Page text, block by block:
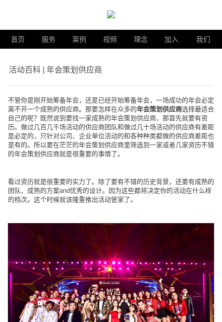
首页 服务 案例 视频 理念 加入 我们
活动百科 | 年会策划供应商
不管你是刚开始筹备年会，还是已经开始筹备年会，一场成功的年会必定
离不开一个成熟的供应商。那要怎样在众多的年会策划供应商选择最适合
自己的呢？既然说到要找一家成熟的年会策划供应商，那首先就要有资
历。做过几百几千场活动的供应商团队和做过几十场活动的供应商有差距
是必定的，只针对公司、企业单位活动的和各种种类都做的供应商差距也
是有的。所以要在茫茫的年会策划供应商里筛选到一家或者几家资历不错
的年会策划供应商就是很重要的事情了。
看过资历就是很重要的实力了。除了要有不错的历史背景，还要有成熟的
团队、成熟的方案and优秀的设计。因为这些都将决定你的活动在什么样
的档次。这个时候就该隆重推出活动管家了。